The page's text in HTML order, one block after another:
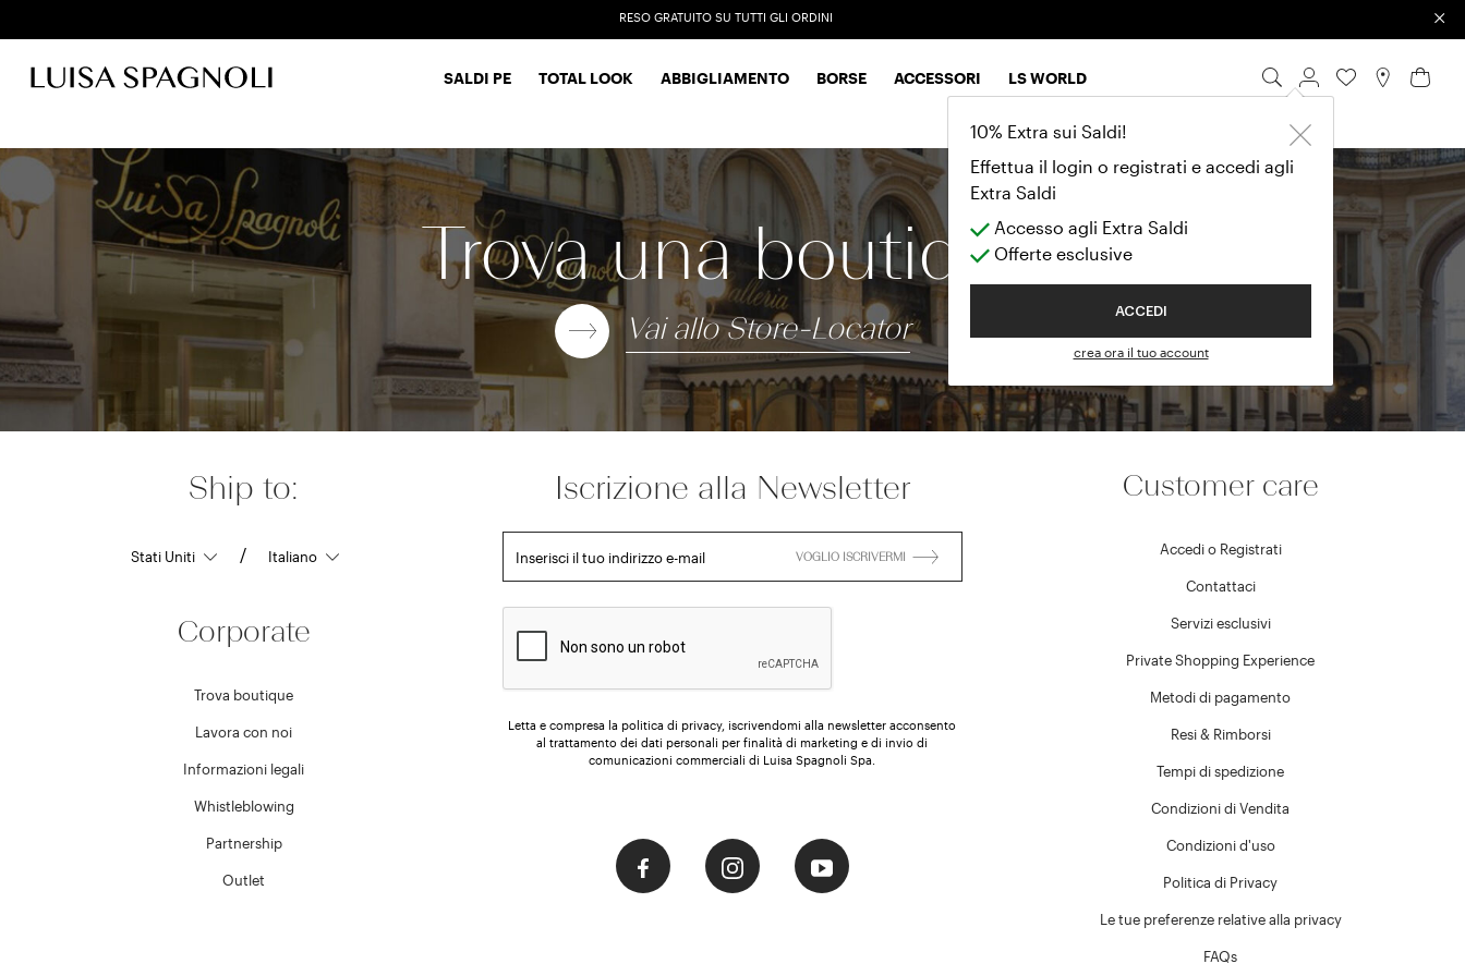
10% Extra sui Saldi!
Effettua il login o registrati e accedi agli
Extra Saldi
Accesso agli Extra Saldi
Offerte esclusive
ACCEDI
crea ora il tuo account
RESO GRATUITO SU TUTTI GLI ORDINI
EXTRA SALES: 50% OFF A NEW SELECTION
×
SALDI PE TOTAL LOOK ABBIGLIAMENTO BORSE ACCESSORI LS WORLD
CardiganTrova una boutique
Vai allo Store-Locator
Ship to:
/
Corporate
Trova boutique
Lavora con noi
Informazioni legali
Whistleblowing
Partnership
Outlet
Iscrizione alla Newsletter
Inserisci il tuo indirizzo e-mail VOGLIO ISCRIVERMI
Letta e compresa la politica di privacy, iscrivendomi alla newsletter acconsento
al trattamento dei dati personali per finalità di marketing e di invio di
comunicazioni commerciali di Luisa Spagnoli Spa.
Customer care
Accedi o Registrati
Contattaci
Servizi esclusivi
Private Shopping Experience
Metodi di pagamento
Resi & Rimborsi
Tempi di spedizione
Condizioni di Vendita
Condizioni d'uso
Politica di Privacy
Le tue preferenze relative alla privacy
FAQs